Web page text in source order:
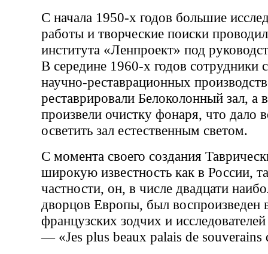
С начала 1950-х годов большие
работы и творческие поиски
института «Ленпроект» под
В середине 1960-х годов сотрудники
научно-реставрационных
реставрировали Белоколонный зал, а
произвели очистку фонаря, что дало
осветить зал естественным светом.
С момента своего создания
широкую известность как в России,
частности, он, в числе двадцати
дворцов Европы, был воспроизведен
французских зодчих и
— «Jes plus beaux palais de souverains